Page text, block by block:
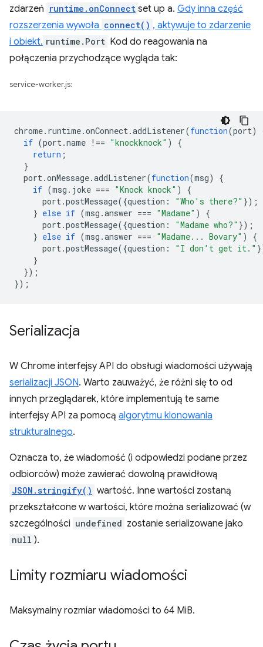
zdarzeń runtime.onConnect set up a. Gdy inna część
rozszerzenia wywoła connect() , aktywuje to zdarzenie
i obiekt. runtime.Port Kod do reagowania na
połączenia przychodzące wygląda tak:
service-worker.js:
chrome. runtime.onConnect.addListener(function(port)
if (port.name !== "knockknock" )
{
return ;
}
port.onMessage.addListener(function(msg)
{
if (msg . joke === "Knock knock" )
{
port.postMessage({question : "Who's there?" });
} else if (msg .answer === "Madame" )
{
port.postMessage({question : "Madame who?" });
} else if (msg .answer === "Madame... Bovary" )
{
port.postMessage({question : "I don't get it."
}
});
});
Serializacja
W Chrome interfejsy API do obsługi wiadomości używają
serializacji JSON. Warto zauważyć, że różni się to od
innych przeglądarek, które implementują te same
interfejsy API za pomocą algorytmu klonowania
strukturalnego.
Oznacza to, że wiadomość (i odpowiedzi podane przez
odbiorców) może zawierać dowolną prawidłową
JSON.stringify() wartość. Inne wartości zostaną
przekształcone w wartości, które można serializować (w
szczególności undefined zostanie serializowane jako
null ).
Limity rozmiaru wiadomości
Maksymalny rozmiar wiadomości to 64 MiB.